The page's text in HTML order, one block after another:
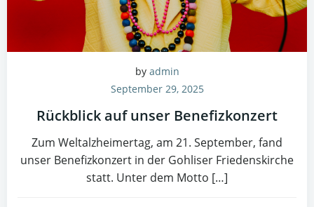
by admin
September 29, 2025
Rückblick auf unser Benefizkonzert
Zum Weltalzheimertag, am 21. September, fand
unser Benefizkonzert in der Gohliser Friedenskirche
statt. Unter dem Motto […]